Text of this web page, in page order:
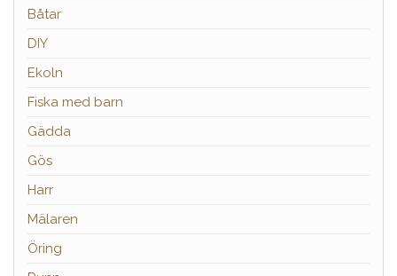
Båtar
DIY
Ekoln
Fiska med barn
Gädda
Gös
Harr
Mälaren
Öring